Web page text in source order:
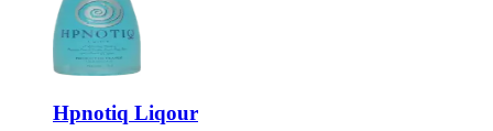
Hpnotiq Liqour